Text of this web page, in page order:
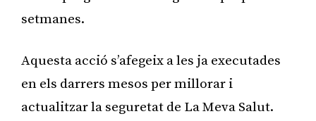
setmanes.
Aquesta acció s’afegeix a les ja executades
en els darrers mesos per millorar i
actualitzar la seguretat de La Meva Salut.